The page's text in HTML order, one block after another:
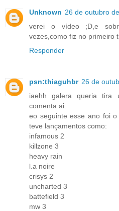
Unknown 26 de outubro
verei o vídeo ;D,e
vezes,como fiz no primeiro
Responder
psn:thiaguhbr 26 de
iaehh galera queria tira
comenta ai.
eo seguinte esse ano foi
teve lançamentos como:
infamous 2
killzone 3
heavy rain
l.a noire
crisys 2
uncharted 3
battefield 3
mw 3